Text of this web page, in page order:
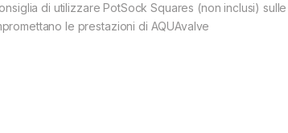
di utilizzare PotSock Squares (non inclusi)
le prestazioni di AQUAvalve